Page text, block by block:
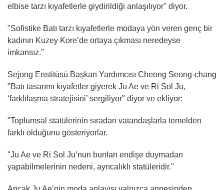
elbise tarzı kıyafetlerle giydirildiği anlaşılıyor" diyor.
"Sofistike Batı tarzı kıyafetlerle modaya yön veren genç bir
kadının Kuzey Kore’de ortaya çıkması neredeyse
imkansız."
Sejong Enstitüsü Başkan Yardımcısı Cheong Seong-chang
"Batı tasarımı kıyafetler giyerek Ju Ae ve Ri Sol Ju,
‘farklılaşma stratejisini’ sergiliyor" diyor ve ekliyor:
"Toplumsal statülerinin sıradan vatandaşlarla temelden
farklı olduğunu gösteriyorlar.
"Ju Ae ve Ri Sol Ju’nun bunları endişe duymadan
yapabilmelerinin nedeni, ayrıcalıklı statüleridir."